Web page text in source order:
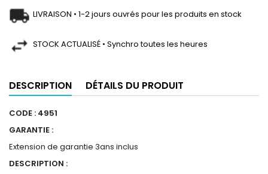
LIVRAISON • 1-2 jours ouvrés pour les produits en stock
STOCK ACTUALISÉ • Synchro toutes les heures
DESCRIPTION DÉTAILS DU PRODUIT
CODE : 4951
GARANTIE :
Extension de garantie 3ans inclus
DESCRIPTION :